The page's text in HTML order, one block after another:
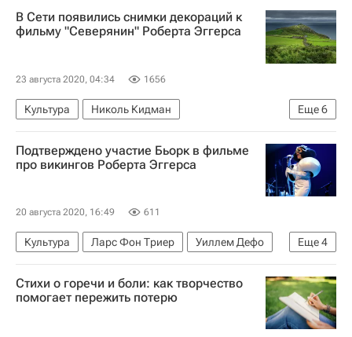
Борис Пастернак
Николай Гумилев
Афанасий Фет
Роберт Рождественский
Осип Мандельштам
Гавриил Державин
Иоганн Гете
Уильям Шекспир
Оскар Уайльд
Эдгар Аллан По Подкаст
В Сети появились снимки декораций к
фильму "Северянин" Роберта Эггерса
23 августа 2020, 04:34 1656
Еще6
Культура
Николь Кидман
Северная Ирландия
Уиллем Дефо
Новости культуры
Коронавирус COVID-19
Подтверждено участие Бьорк в фильме
про викингов Роберта Эггерса
20 августа 2020, 16:49 611
Еще4
Культура Ларс Фон Триер
Уиллем Дефо
Новости культуры
Бьорк Гудмундсдоттир
Николь Кидман
Кино
Стихи о горечи и боли: как творчество
помогает пережить потерю